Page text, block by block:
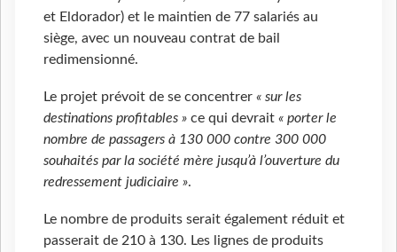
et Eldorador) et le maintien de 77 salariés au
siège, avec un nouveau contrat de bail
redimensionné.
Le projet prévoit de se concentrer « sur les
destinations profitables » ce qui devrait « porter le
nombre de passagers à 130 000 contre 300 000
souhaités par la société mère jusqu’à l’ouverture du
redressement judiciaire ».
Le nombre de produits serait également réduit et
passerait de 210 à 130. Les lignes de produits